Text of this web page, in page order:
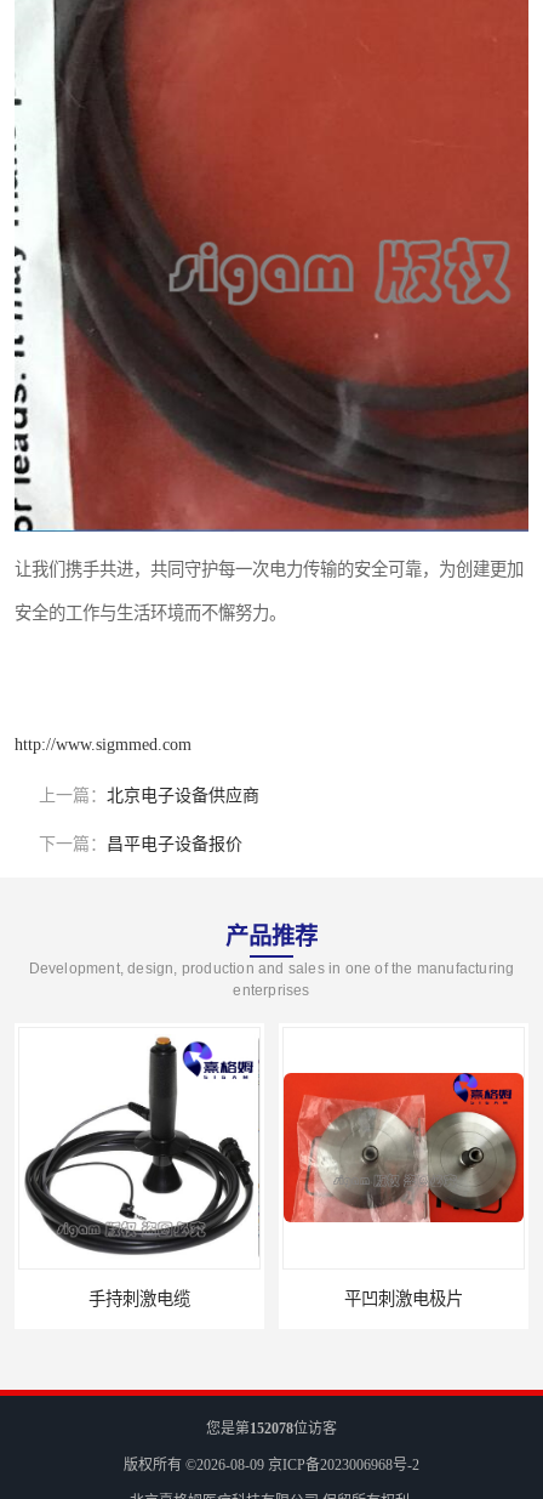
让我们携手共进，共同守护每一次电力传输的安全可靠，为创建更加
安全的工作与生活环境而不懈努力。
http://www.sigmmed.com
上一篇： 北京电子设备供应商
下一篇： 昌平电子设备报价
产品推荐
Development, design, production and sales in one of the manufacturing
enterprises
平凹刺激电极片 病人刺激电缆
您是第152078位访客
版权所有 ©2026-08-09 京ICP备2023006968号-2